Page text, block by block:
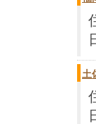
土